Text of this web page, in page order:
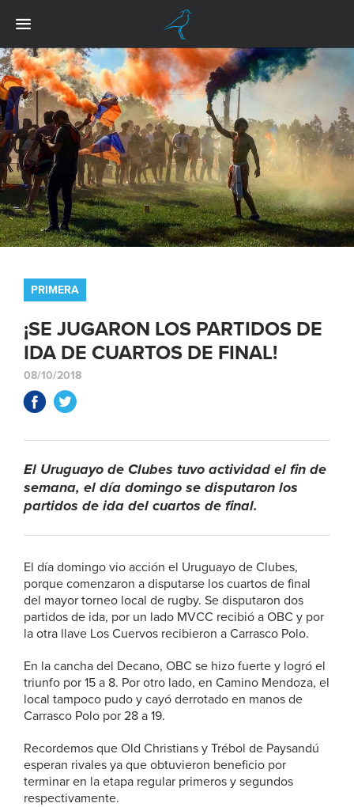
PRIMERA
¡SE JUGARON LOS PARTIDOS DE
IDA DE CUARTOS DE FINAL!
08/10/2018
El Uruguayo de Clubes tuvo actividad el fin de
semana, el día domingo se disputaron los
partidos de ida del cuartos de final.
El día domingo vio acción el Uruguayo de Clubes,
porque comenzaron a disputarse los cuartos de final
del mayor torneo local de rugby. Se disputaron dos
partidos de ida, por un lado MVCC recibió a OBC y por
la otra llave Los Cuervos recibieron a Carrasco Polo.
En la cancha del Decano, OBC se hizo fuerte y logró el
triunfo por 15 a 8. Por otro lado, en Camino Mendoza, el
local tampoco pudo y cayó derrotado en manos de
Carrasco Polo por 28 a 19.
Recordemos que Old Christians y Trébol de Paysandú
esperan rivales ya que obtuvieron beneficio por
terminar en la etapa regular primeros y segundos
respectivamente.